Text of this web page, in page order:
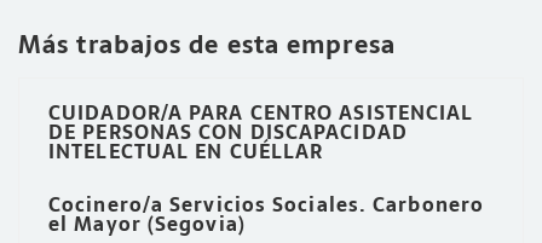
Más trabajos de esta empresa
CUIDADOR/A PARA CENTRO ASISTENCIAL
DE PERSONAS CON DISCAPACIDAD
INTELECTUAL EN CUÉLLAR
Cocinero/a Servicios Sociales. Carbonero
el Mayor (Segovia)